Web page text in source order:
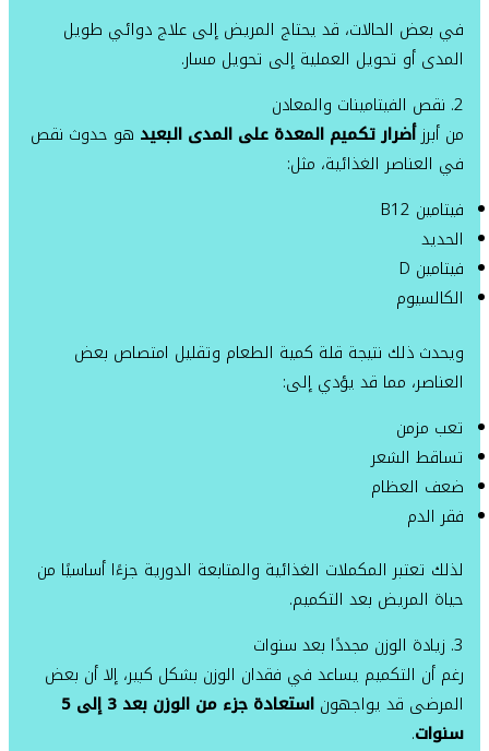
في بعض الحالات، قد يحتاج المريض إلى علاج دوائي طويل
المدى أو تحويل العملية إلى تحويل مسار.
2. نقص الفيتامينات والمعادن
من أبرزأضرار تكميم المعدة على المدى البعيد هو حدوث نقص
في العناصر الغذائية، مثل:
فيتامين B12
الحديد
فيتامين D
الكالسيوم
ويحدث ذلك نتيجة قلة كمية الطعام وتقليل امتصاص بعض
العناصر، مما قد يؤدي إلى:
تعب مزمن
تساقط الشعر
ضعف العظام
فقر الدم
لذلك تعتبر المكملات الغذائية والمتابعة الدورية جزءًا أساسيًا من
حياة المريض بعد التكميم.
3. زيادة الوزن مجددًا بعد سنوات
رغم أن التكميم يساعد في فقدان الوزن بشكل كبير، إلا أن بعض
المرضى قد يواجهون
استعادة جزء من الوزن بعد 3 إلى 5
سنوات.